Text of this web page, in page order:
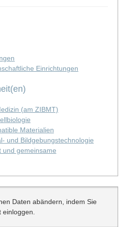
Einrichtungen
(am ZIBMT)
Materialien
und Bildgebungstechnologie
und gemeinsame
Daten abändern, indem Sie